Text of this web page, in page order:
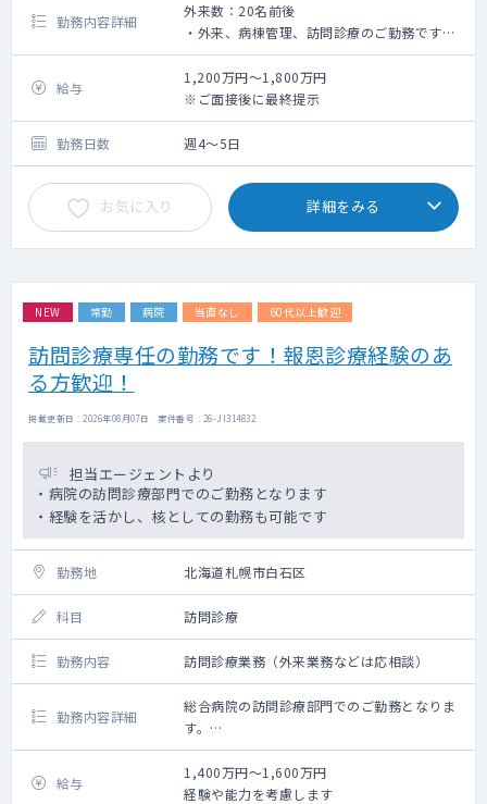
勤務内容詳細
外来数：20名前後
・外来、病棟管理、訪問診療のご勤務です。
・外来は1日あたり20名前後、外来コマ数は1
～2コマを想定しております。
※外来は内科、整形外科合わせて3～4診体
制で対応しております。
・病棟主治医は20名程を想定しております
が、選考を通して話し合いのうえ決定となり
ます。
・訪問診療は午後から実施しており、現在常
勤4名がシフト制で対応しております。
給与
1,200万円～1,800万円
※ご面接後に最終提示
勤務日数 週4～5日
お気に入り 詳細をみる
NEW 常勤 病院 当直なし 60代以上歓迎
訪問診療専任の勤務です！報恩診療経験のあ
る方歓迎！
掲載更新日 : 2026年08月07日 案件番号 : 26-JI314832
担当エージェントより
・病院の訪問診療部門でのご勤務となります
・経験を活かし、核としての勤務も可能です
勤務地 北海道札幌市白石区
科目 訪問診療
勤務内容 訪問診療業務（外来業務などは応相談）
勤務内容詳細
総合病院の訪問診療部門でのご勤務となりま
す。
現在患者は施設、居宅含め40名程となります
がニーズも増えていることから専任で担当し
ていただける方を求めています。
給与
1,400万円～1,600万円
経験や能力を考慮します